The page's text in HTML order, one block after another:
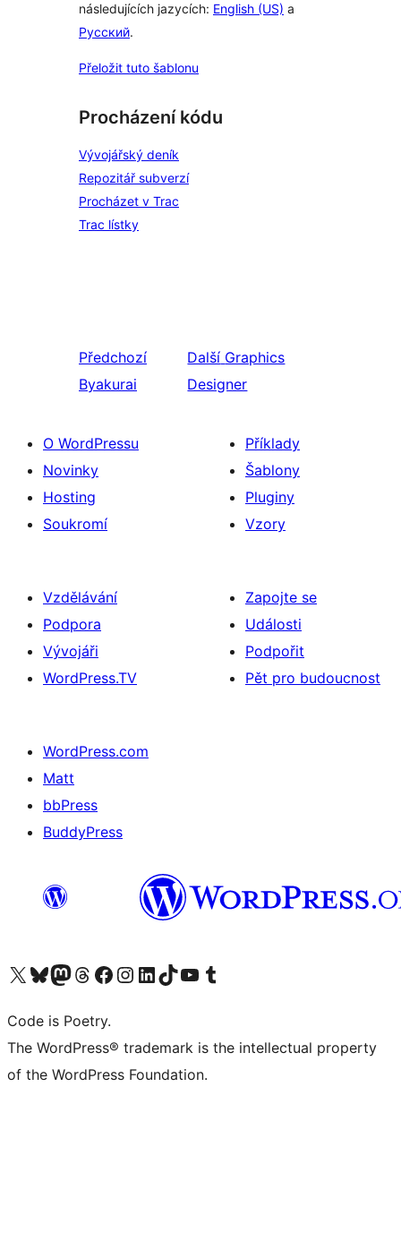
následujících jazycích: English (US) a
Русский.
Přeložit tuto šablonu
Procházení kódu
Vývojářský deník
Repozitář subverzí
Procházet v Trac
Trac lístky
Předchozí
Byakurai
Další Graphics
Designer
O WordPressu
Novinky
Hosting
Soukromí
Příklady
Šablony
Pluginy
Vzory
Vzdělávání
Podpora
Vývojáři
WordPress.TV
Zapojte se
Události
Podpořit
Pět pro budoucnost
WordPress.com
Matt
bbPress
BuddyPress
Navštivte náš účet na X (dříve Twitter)
Navštivte náš Bluesky účetNavštivte náš účet Mastodon
Navštivte náš Threads účetNavštivte naši stránku na Facebooku
Navštivte náš Instagram účetNavštivte náš LinkedIn účetNavštivte náš TikTok účetNavštivte náš YouTube kanálNavštivte náš Tumblr účet
Code is Poetry.
The WordPress® trademark is the intellectual property
of the WordPress Foundation.